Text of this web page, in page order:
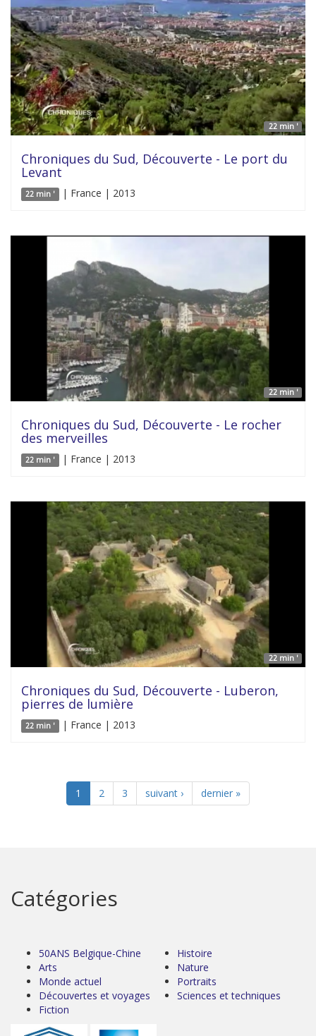
22 min '
Chroniques du Sud, Découverte - Le port du
Levant
22 min ' | France | 2013
22 min '
Chroniques du Sud, Découverte - Le rocher
des merveilles
22 min ' | France | 2013
22 min '
Chroniques du Sud, Découverte - Luberon,
pierres de lumière
22 min ' | France | 2013
1 2 3 suivant › dernier »
Catégories
50ANS Belgique-Chine
Arts
Monde actuel
Découvertes et voyages
Fiction
Histoire
Nature
Portraits
Sciences et techniques